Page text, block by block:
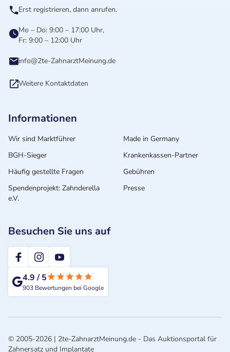
Erst registrieren, dann anrufen.
Mo – Do: 9:00 – 17:00 Uhr,
Fr: 9:00 – 12:00 Uhr
info@2te-ZahnarztMeinung.de
Weitere Kontaktdaten
Informationen
Wir sind Marktführer
Made in Germany
BGH-Sieger
Krankenkassen-Partner
Häufig gestellte Fragen
Gebühren
Spendenprojekt: Zahnderella
e.V.
Presse
Besuchen Sie uns auf
2te-ZahnarztMeinung
4.9/5
903 Bewertungen bei Google
© 2005-2026 | 2te-ZahnarztMeinung.de - Das Auktionsportal für
Zahnersatz und Implantate